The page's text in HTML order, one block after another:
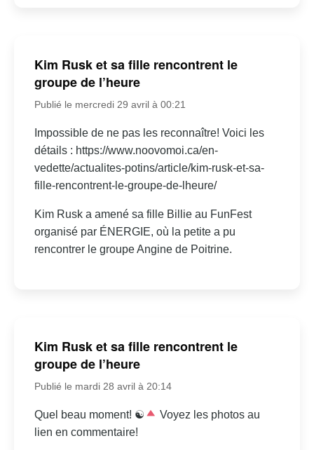
Kim Rusk et sa fille rencontrent le
groupe de l’heure
Publié le mercredi 29 avril à 00:21
Impossible de ne pas les reconnaître! Voici les
détails : https://www.noovomoi.ca/en-
vedette/actualites-potins/article/kim-rusk-et-sa-
fille-rencontrent-le-groupe-de-lheure/
Kim Rusk a amené sa fille Billie au FunFest
organisé par ÉNERGIE, où la petite a pu
rencontrer le groupe Angine de Poitrine.
Kim Rusk et sa fille rencontrent le
groupe de l’heure
Publié le mardi 28 avril à 20:14
Quel beau moment! ☯
Voyez les photos au
lien en commentaire!